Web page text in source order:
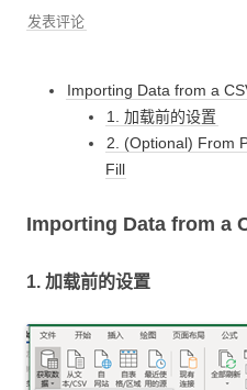
发表评论
Importing Data from a
1. 加载前的设置
2. (Optional) From
Fill
Importing Data from a
1. 加载前的设置